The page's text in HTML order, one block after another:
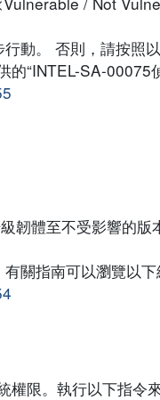
動。 否則，請按照
“INTEL-SA-00075
韌體至不受影響的版
關指南可以瀏覽以下
權限。執行以下指